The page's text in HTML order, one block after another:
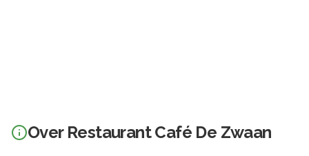
Over Restaurant Café De Zwaan